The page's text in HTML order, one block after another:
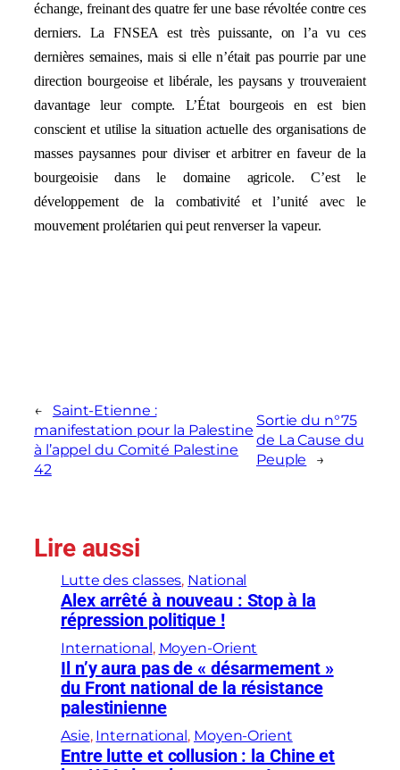
échange, freinant des quatre fer une base révoltée contre ces
derniers. La FNSEA est très puissante, on l’a vu ces
dernières semaines, mais si elle n’était pas pourrie par une
direction bourgeoise et libérale, les paysans y trouveraient
davantage leur compte. L’État bourgeois en est bien
conscient et utilise la situation actuelle des organisations de
masses paysannes pour diviser et arbitrer en faveur de la
bourgeoisie dans le domaine agricole. C’est le
développement de la combativité et l’unité avec le
mouvement prolétarien qui peut renverser la vapeur.
←
Saint-Etienne :
manifestation pour la Palestine
à l’appel du Comité Palestine
42
Sortie du n°75
de La Cause du
Peuple
→
Lire aussi
Lutte des classes, National
Alex arrêté à nouveau : Stop à la
répression politique !
International , Moyen-Orient
Il n’y aura pas de « désarmement »
du Front national de la résistance
palestinienne
Asie, International , Moyen-Orient
Entre lutte et collusion : la Chine et